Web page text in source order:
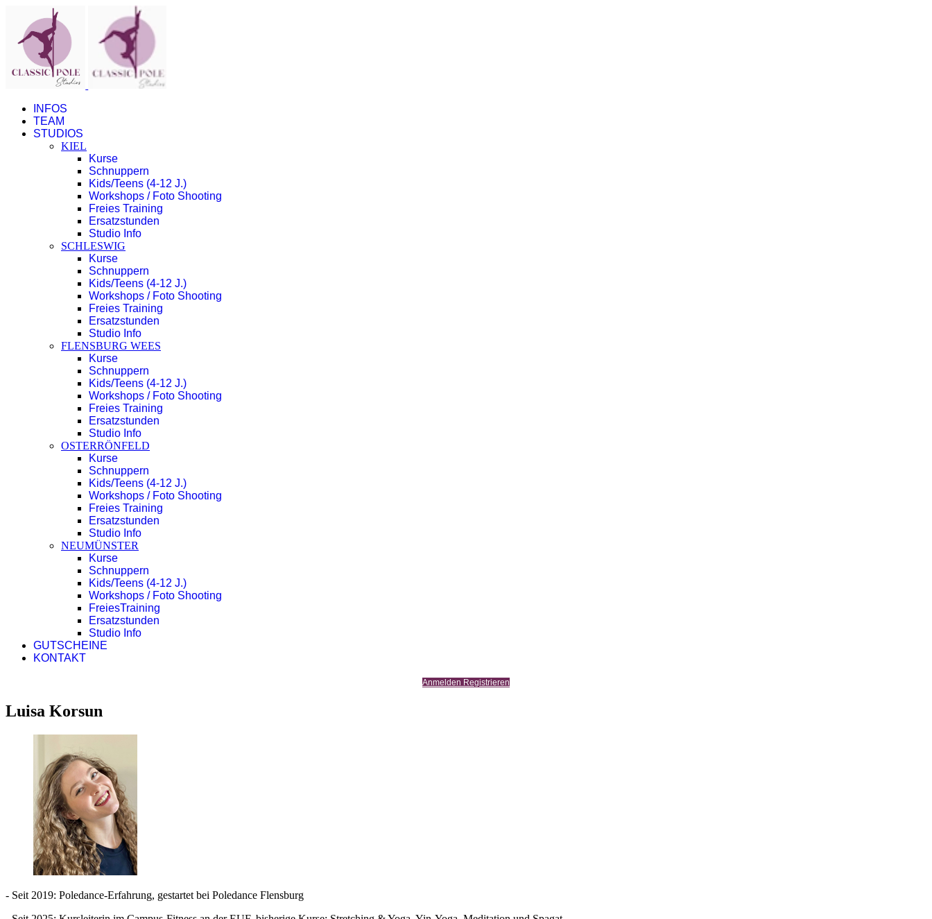
INFOS
TEAM
STUDIOS
KIEL
Kurse
Schnuppern
Kids/Teens (4-12 J.)
Workshops / Foto Shooting
Freies Training
Ersatzstunden
Studio Info
SCHLESWIG
Kurse
Schnuppern
Kids/Teens (4-12 J.)
Workshops / Foto Shooting
Freies Training
Ersatzstunden
Studio Info
FLENSBURG WEES
Kurse
Schnuppern
Kids/Teens (4-12 J.)
Workshops / Foto Shooting
Freies Training
Ersatzstunden
Studio Info
OSTERRÖNFELD
Kurse
Schnuppern
Kids/Teens (4-12 J.)
Workshops / Foto Shooting
Freies Training
Ersatzstunden
Studio Info
NEUMÜNSTER
Kurse
Schnuppern
Kids/Teens (4-12 J.)
Workshops / Foto Shooting
FreiesTraining
Ersatzstunden
Studio Info
GUTSCHEINE
KONTAKT
Anmelden Registrieren
Luisa Korsun
- Seit 2019: Poledance-Erfahrung, gestartet bei Poledance Flensburg